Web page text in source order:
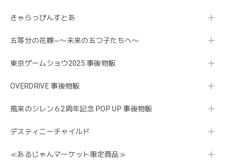
きゃらっぴんすとあ
五等分の花嫁∽〜未来の五つ子たちへ〜
東京ゲームショウ2025 事後物販
OVERDRIVE 事後物販
風来のシレン６2周年記念 POP UP 事後物販
デスティニーチャイルド
≪あるじゃんマーケット限定商品≫